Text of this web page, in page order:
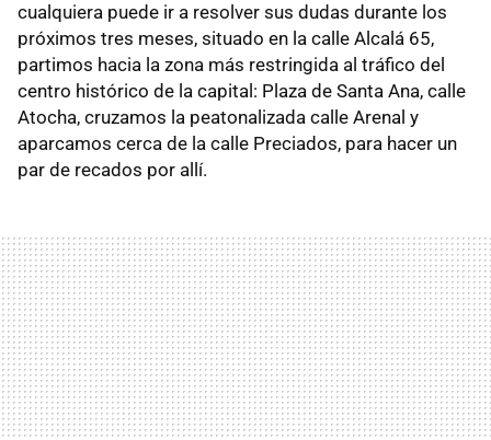
cualquiera puede ir a resolver sus dudas durante los
próximos tres meses, situado en la calle Alcalá 65,
partimos hacia la zona más restringida al tráfico del
centro histórico de la capital: Plaza de Santa Ana, calle
Atocha, cruzamos la peatonalizada calle Arenal y
aparcamos cerca de la calle Preciados, para hacer un
par de recados por allí.